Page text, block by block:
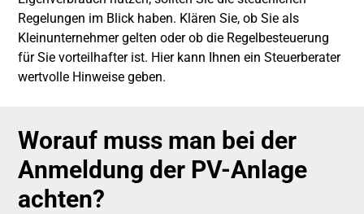
Regelungen im Blick haben. Klären Sie, ob Sie als
Kleinunternehmer gelten oder ob die Regelbesteuerung
für Sie vorteilhafter ist. Hier kann Ihnen ein Steuerberater
wertvolle Hinweise geben.
Worauf muss man bei der
Anmeldung der PV-Anlage
achten?